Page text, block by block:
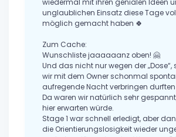
wiedermal mit ihren genialen Ideen
unglaublichen Einsatz diese Tage
möglich gemacht haben 🍀
Zum Cache:
Wunschliste jaaaaaanz oben! 🤗
Und das nicht nur wegen der „Dose“,
wir mit dem Owner schonmal
aufregende Nacht verbringen
Da waren wir natürlich sehr
hier erwarten würde.
Stage 1 war schnell erledigt, aber
die Orientierungslosigkeit wieder